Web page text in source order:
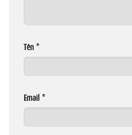
Tên *
Email *